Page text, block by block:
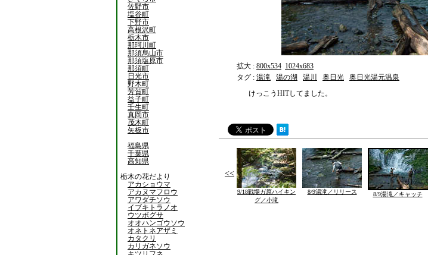
佐野市
塩谷町
下野市
高根沢町
栃木市
那珂川町
那須烏山市
那須塩原市
那須町
日光市
野木町
芳賀町
益子町
壬生町
真岡市
茂木町
矢板市
福島県
千葉県
高知県
栃木の花だより
アカショウマ
アカヌマフロウ
アワダチソウ
イブキトラノオ
ウツボグサ
オオハンゴウソウ
オネトネアザミ
カタクリ
カリガネソウ
拡大 : 800x534 1024x683
タグ : 湯滝 湯の湖 湯川 奥日光
奥日光湯元温泉
けっこうHITしてました。
<<
9/18戦場ガ原ハイキン
グ／小滝
8/9湯滝／リリース 8/9湯滝／キャッチ